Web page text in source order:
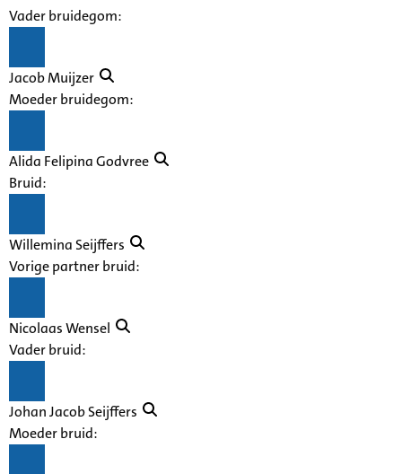
Vader bruidegom:
Jacob Muijzer
Moeder bruidegom:
Alida Felipina Godvree
Bruid:
Willemina Seijffers
Vorige partner bruid:
Nicolaas Wensel
Vader bruid:
Johan Jacob Seijffers
Moeder bruid: